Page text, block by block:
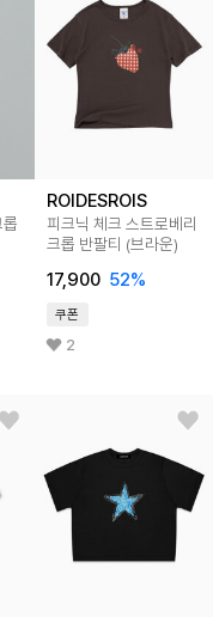
ROIDESROIS
피크닉 체크 스트로베리
크롭 반팔티 (브라운)
17,900 52%
쿠폰
2